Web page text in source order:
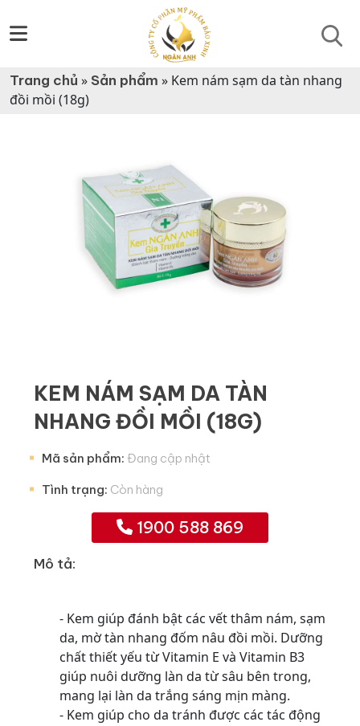
Trang chủ »Sản phẩm » Kem nám sạm da tàn nhang
đồi mồi (18g)
KEM NÁM SẠM DA TÀN
NHANG ĐỒI MỒI (18G)
Mã sản phẩm: Đang cập nhật
Tình trạng: Còn hàng
1900 588 869
Mô tả:
- Kem giúp đánh bật các vết thâm nám, sạm
da, mờ tàn nhang đốm nâu đồi mồi. Dưỡng
chất thiết yếu từ Vitamin E và Vitamin B3
giúp nuôi dưỡng làn da từ sâu bên trong,
mang lại làn da trắng sáng mịn màng.
- Kem giúp cho da tránh được các tác động